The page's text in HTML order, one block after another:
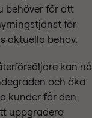
behöver för att
för
aktuella behov.
kan nå
och öka
kunder får den
uppgradera